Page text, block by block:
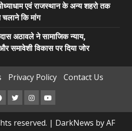
एवं राजस्थान के अन्य शहरो तक
कि मांग
अठावले ने सामाजिक न्याय,
समावेशी विकास पर दिया जोर
Privacy Policy Contact Us
TwitterInstagram
Youtube
reserved. | DarkNews by AF